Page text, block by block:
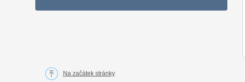
Na začátek stránky